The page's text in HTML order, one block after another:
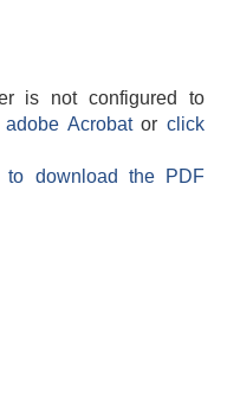
is not configured to
adobe Acrobatorclick
to download the PDF